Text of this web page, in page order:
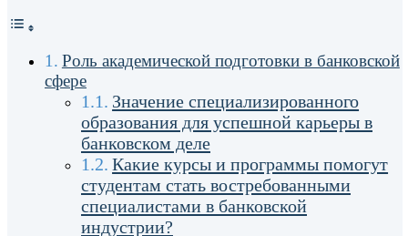
Роль академической подготовки в банковской
сфере
Значение специализированного
образования для успешной карьеры в
банковском деле
Какие курсы и программы помогут
студентам стать востребованными
специалистами в банковской
индустрии?